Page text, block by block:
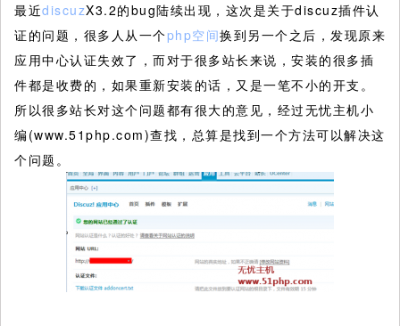
最近discuzX3.2的bug陆续出现，这次是关于discuz插件认
证的问题，很多人从一个php空间换到另一个之后，发现原来
应用中心认证失效了，而对于很多站长来说，安装的很多插
件都是收费的，如果重新安装的话，又是一笔不小的开支。
所以很多站长对这个问题都有很大的意见，经过无忧主机小
编(www.51php.com)查找，总算是找到一个方法可以解决这
个问题。